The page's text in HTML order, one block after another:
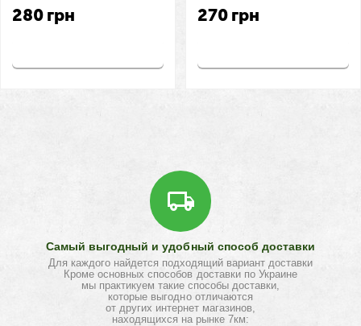
280 грн 270 грн
Самый выгодный и удобный способ доставки
Для каждого найдется подходящий вариант доставки
Кроме основных способов доставки по Украине
мы практикуем такие способы доставки,
которые выгодно отличаются
от других интернет магазинов,
находящихся на рынке 7км: